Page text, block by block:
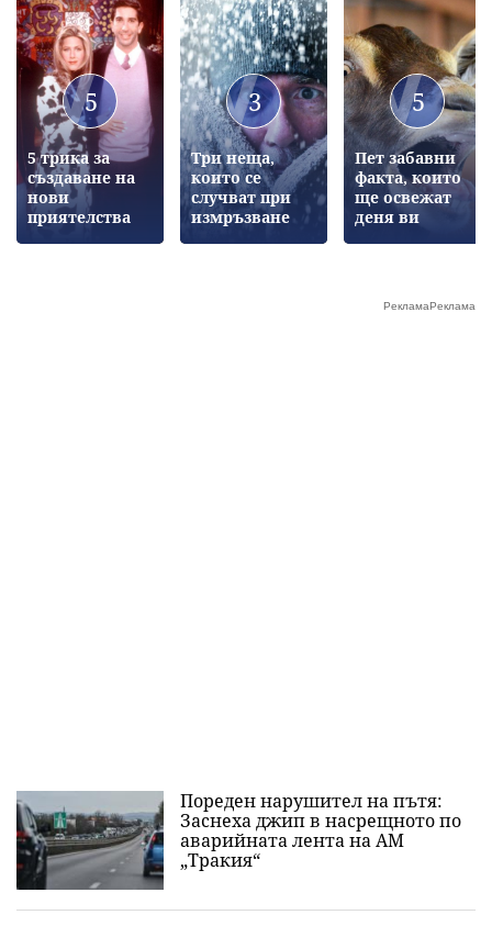
5
5 трика за
създаване на
нови
приятелства
3
Три неща,
които се
случват при
измръзване
5
Пет забавни
факта, които
ще освежат
деня ви
Пореден нарушител на пътя:
Заснеха джип в насрещното по
аварийната лента на АМ
„Тракия“